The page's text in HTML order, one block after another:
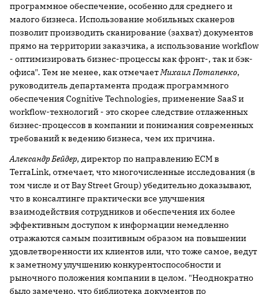
программное обеспечение, особенно для среднего и
малого бизнеса. Использование мобильных сканеров
позволит производить сканирование (захват) документов
прямо на территории заказчика, а использование workflow
- оптимизировать бизнес-процессы как фронт-, так и бэк-
офиса". Тем не менее, как отмечаетМихаил Потапенко,
руководитель департамента продаж программного
обеспечения Cognitive Technologies, применение SaaS и
workflow-технологий - это скорее следствие отлаженных
бизнес-процессов в компании и понимания современных
требований к ведению бизнеса, чем их причина.
Александр Бейдер, директор по направлению ECM в
TerraLink, отмечает, что многочисленные исследования (в
том числе и от Bay Street Group) убедительно доказывают,
что в консалтинге практически все улучшения
взаимодействия сотрудников и обеспечения их более
эффективным доступом к информации немедленно
отражаются самым позитивным образом на повышении
удовлетворенности их клиентов или, что тоже самое, ведут
к заметному улучшению конкурентоспособности и
рыночного положения компании в целом. "Неоднократно
было замечено, что библиотека документов по